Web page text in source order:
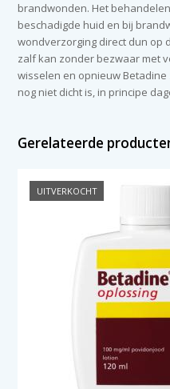
brandwonden. Het
beschadigde huid en bij
wondverzorging direct dun op
zalf kan zonder bezwaar met
wisselen en opnieuw
nog niet dicht is, in principe
Gerelateerde
UITVERKOCHT